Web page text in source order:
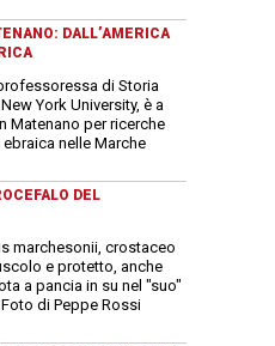
DALL’AMERICA
di Storia
York University, è a
Matenano per ricerche
nelle Marche
DEL
marchesonii, crostaceo
e protetto, anche
a pancia in su nel "suo"
di Peppe Rossi